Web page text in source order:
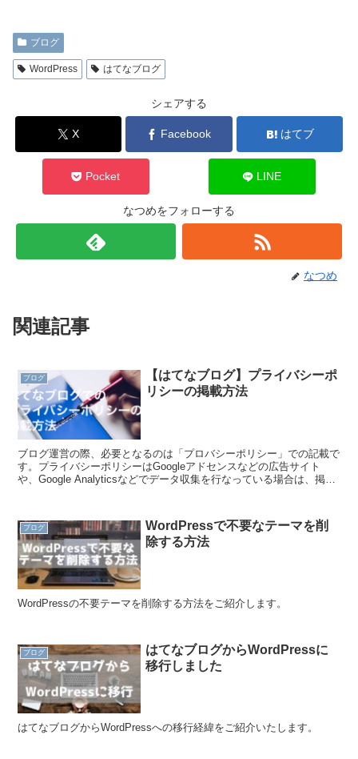
ブログ
WordPress はてなブログ
シェアする
X Facebook はてブ
Pocket LINE
なつめをフォローする
なつめ
関連記事
ブログ
【はてなブログ】プライバシーポ
リシーの掲載方法
ブログ運営の際、必要となるのは「プロバシーポリシー」での記載で
す。プライバシーポリシーはGoogleアドセンスなどの広告サイト
や、Google Analyticsなどでデータ収集を行なっている場合は、掲載
ブログ
WordPressで不要なテーマを削
除する方法
WordPressの不要テーマを削除する方法をご紹介します。
ブログ
はてなブログからWordPressに
移行しました
はてなブログからWordPressへの移行経緯をご紹介いたします。